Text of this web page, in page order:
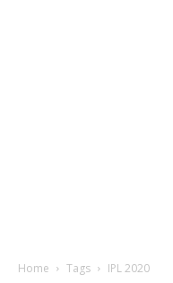
Home Tags IPL 2020